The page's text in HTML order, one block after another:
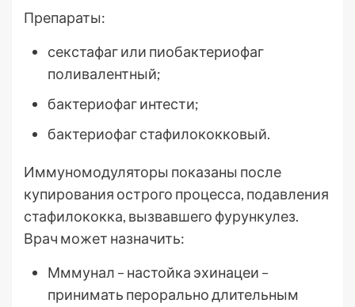
Препараты:
секстафаг или пиобактериофаг
поливалентный;
бактериофаг интести;
бактериофаг стафилококковый.
Иммуномодуляторы показаны после
купирования острого процесса, подавления
стафилококка, вызвавшего фурункулез.
Врач может назначить:
Мммунал – настойка эхинацеи –
принимать перорально длительным